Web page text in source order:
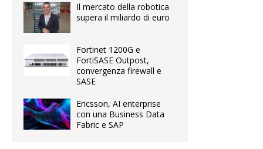
Il mercato della robotica
supera il miliardo di euro
Fortinet 1200G e
FortiSASE Outpost,
convergenza firewall e
SASE
Ericsson, AI enterprise
con una Business Data
Fabric e SAP